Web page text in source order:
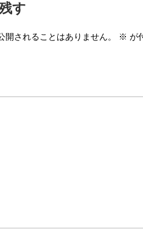
す
開されることはありません。 ※ が